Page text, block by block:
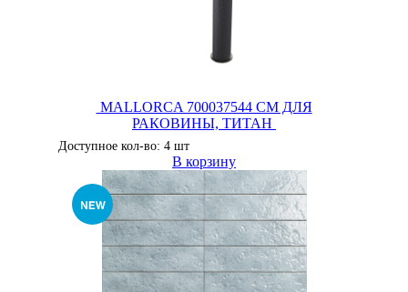
MALLORCA 700037544 CМ ДЛЯ
РАКОВИНЫ, ТИТАН
Доступное кол-во: 4 шт
В корзину